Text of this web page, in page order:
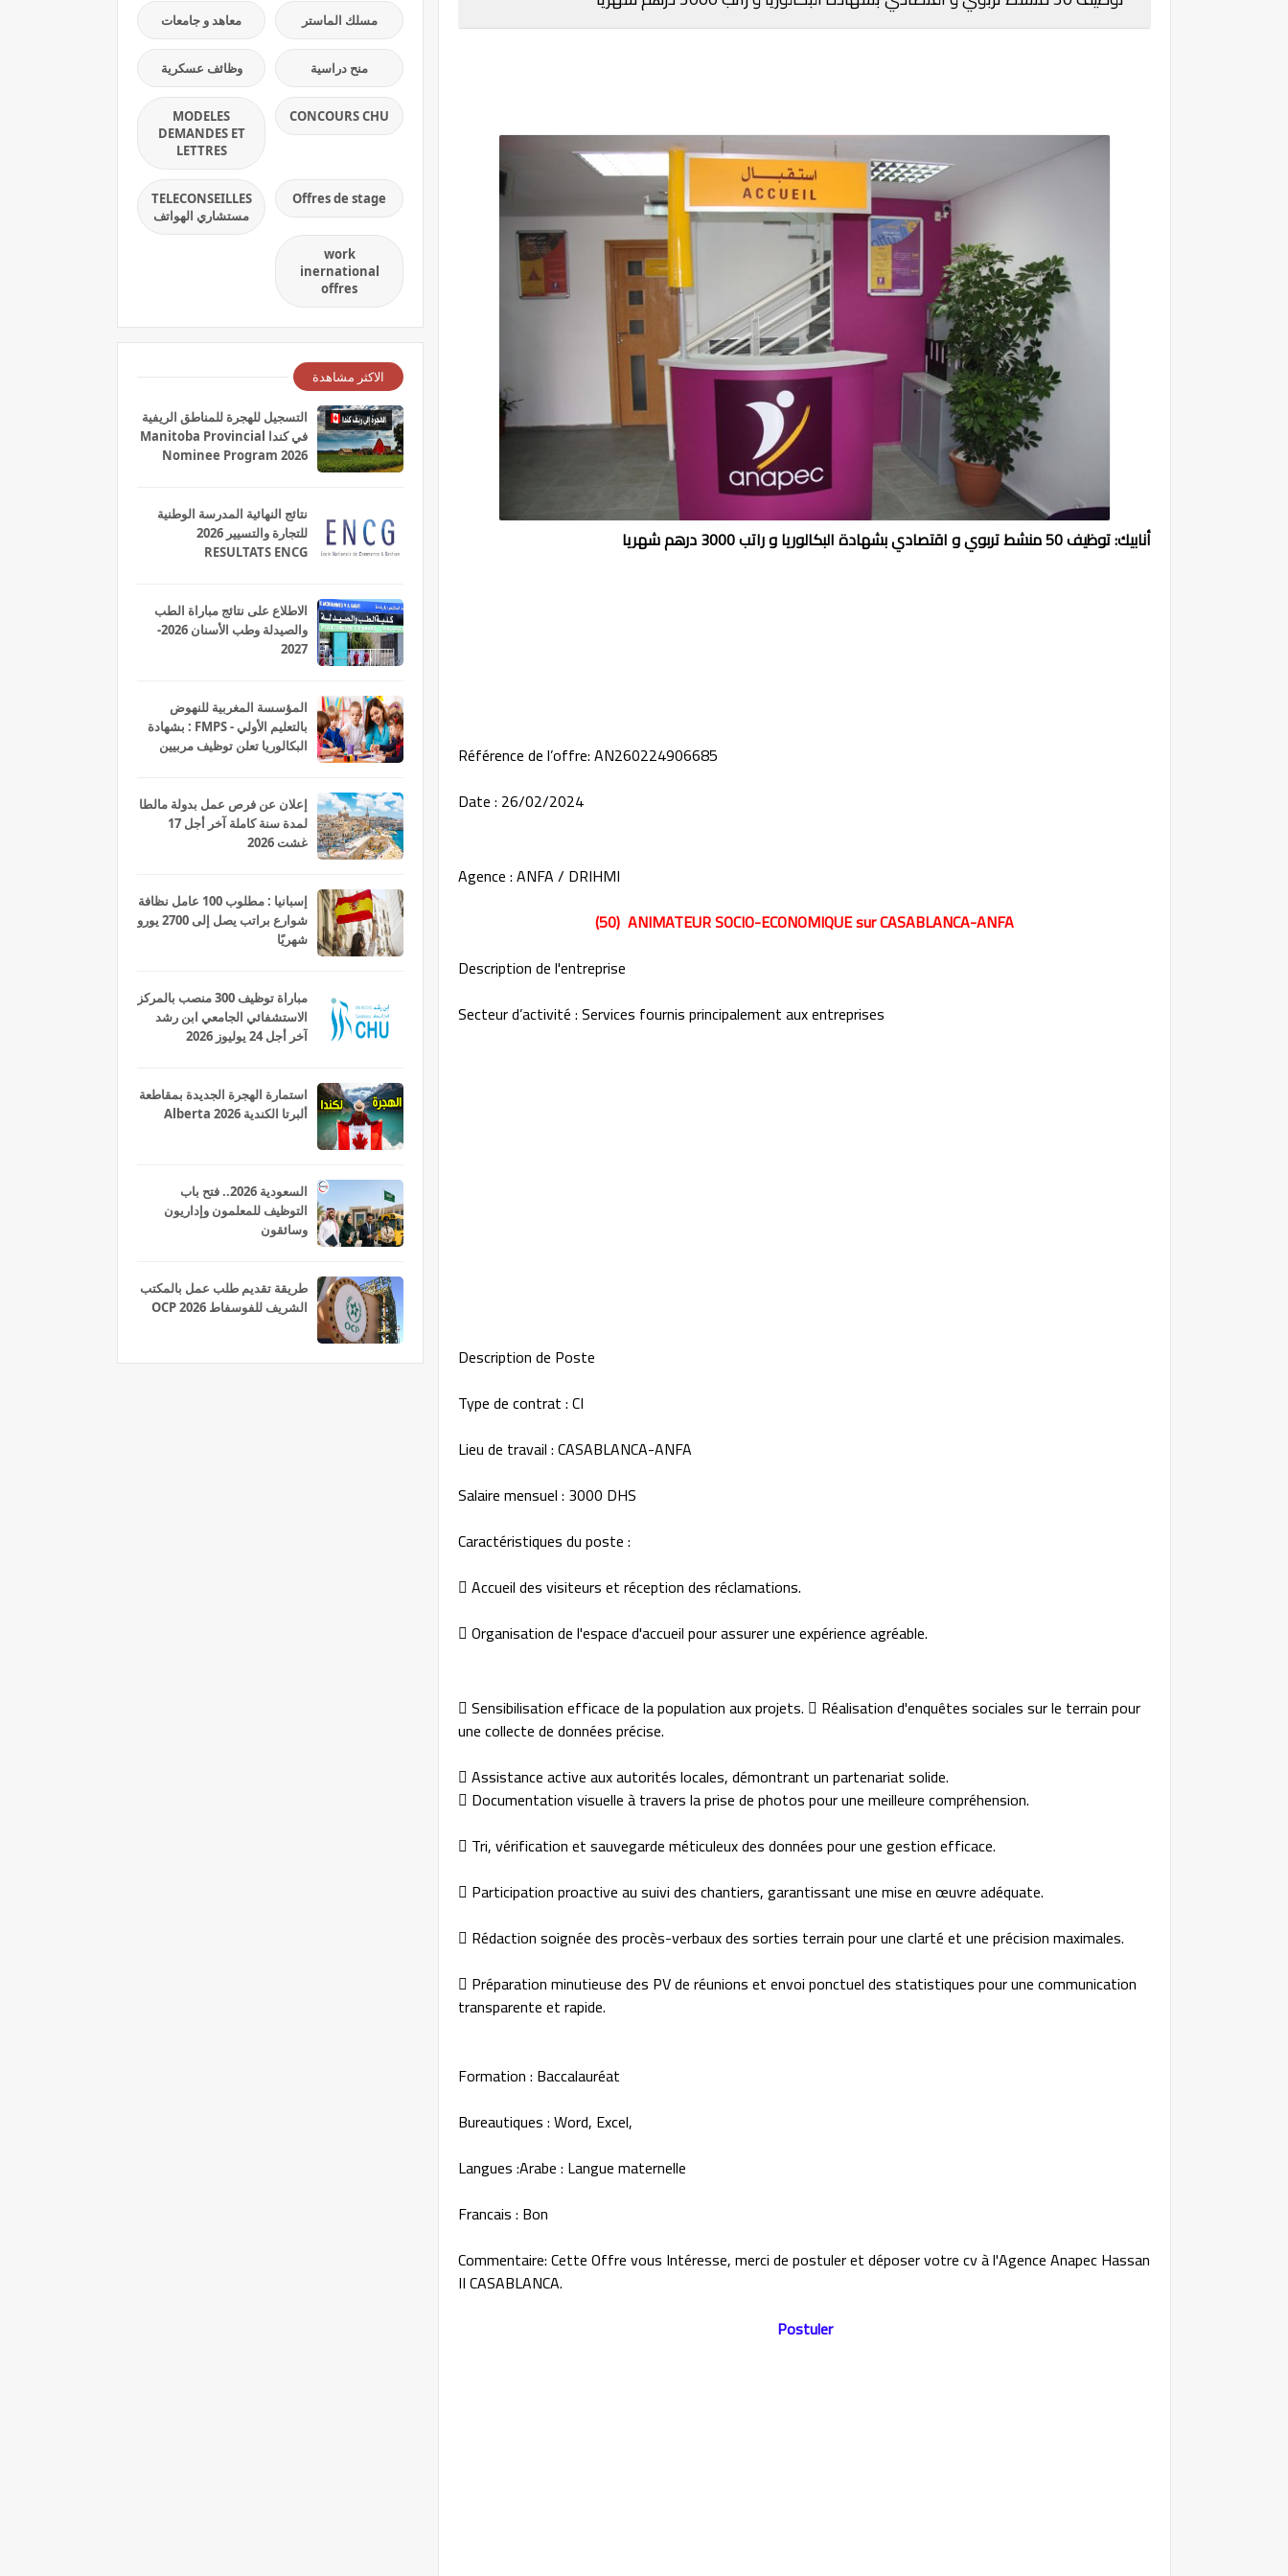
أنابيك: توظيف 50 منشط تربوي و اقتصادي بشهادة البكالوريا و راتب 3000 درهم شهريا
Référence de l’offre: AN260224906685
Date : 26/02/2024
Agence : ANFA / DRIHMI
(50) ANIMATEUR SOCIO-ECONOMIQUE sur CASABLANCA-ANFA
Description de l'entreprise
Secteur d’activité : Services fournis principalement aux entreprises
Description de Poste
Type de contrat : CI
Lieu de travail : CASABLANCA-ANFA
Salaire mensuel : 3000 DHS
Caractéristiques du poste :
 Accueil des visiteurs et réception des réclamations.
 Organisation de l'espace d'accueil pour assurer une expérience agréable.
 Sensibilisation efficace de la population aux projets.  Réalisation d'enquêtes sociales sur le terrain pour
une collecte de données précise.
 Assistance active aux autorités locales, démontrant un partenariat solide.
 Documentation visuelle à travers la prise de photos pour une meilleure compréhension.
 Tri, vérification et sauvegarde méticuleux des données pour une gestion efficace.
 Participation proactive au suivi des chantiers, garantissant une mise en œuvre adéquate.
 Rédaction soignée des procès-verbaux des sorties terrain pour une clarté et une précision maximales.
 Préparation minutieuse des PV de réunions et envoi ponctuel des statistiques pour une communication
transparente et rapide.
Formation : Baccalauréat
Bureautiques : Word, Excel,
Langues :Arabe : Langue maternelle
Francais : Bon
Commentaire: Cette Offre vous Intéresse, merci de postuler et déposer votre cv à l'Agence Anapec Hassan
II CASABLANCA.
Postuler
مسلك الماستر معاهد و جامعات
منح دراسية وظائف عسكرية
CONCOURS CHU
MODELES
DEMANDES ET
LETTRES
Offres de stage
TELECONSEILLES
مستشاري الهواتف
work
inernational
offres
الاكثر مشاهدة
التسجيل للهجرة للمناطق الريفية
في كندا Manitoba Provincial
Nominee Program 2026
نتائج النهائية المدرسة الوطنية
للتجارة والتسيير 2026
RESULTATS ENCG
الاطلاع على نتائج مباراة الطب
والصيدلة وطب الأسنان 2026-
2027
المؤسسة المغربية للنهوض
بالتعليم الأولي - FMPS : بشهادة
البكالوريا تعلن توظيف مربيين
إعلان عن فرص عمل بدولة مالطا
لمدة سنة كاملة آخر أجل 17
غشت 2026
إسبانيا : مطلوب 100 عامل نظافة
شوارع براتب يصل إلى 2700 يورو
شهريًا
مباراة توظيف 300 منصب بالمركز
الاستشفائي الجامعي ابن رشد
آخر أجل 24 يوليوز 2026
استمارة الهجرة الجديدة بمقاطعة
ألبرتا الكندية Alberta 2026
السعودية 2026.. فتح باب
التوظيف للمعلمون وإداريون
وسائقون
طريقة تقديم طلب عمل بالمكتب
الشريف للفوسفاط OCP 2026